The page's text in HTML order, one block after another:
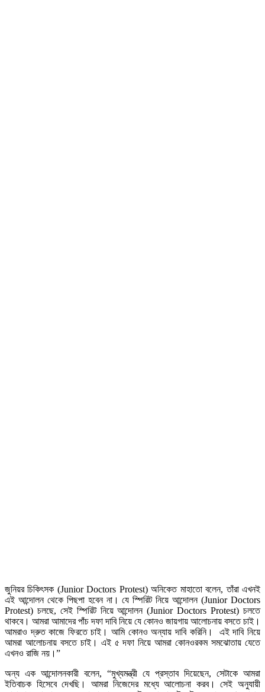
জুনিয়র চিকিৎসক (Junior Doctors Protest) অনিকেত মাহাতো বলেন, তাঁরা এখনই
এই আন্দোলন থেকে পিছপা হবেন না। যে স্পিরিট নিয়ে আন্দোলন (Junior Doctors
Protest) চলছে, সেই স্পিরিট নিয়ে আন্দোলন (Junior Doctors Protest) চলতে
থাকবে। আমরা আমাদের পাঁচ দফা দাবি নিয়ে যে কোনও জায়গায় আলোচনায় বসতে চাই।
আমরাও দ্রুত কাজে ফিরতে চাই। আমি কোনও অন্যায় দাবি করিনি। এই দাবি নিয়ে
আমরা আলোচনায় বসতে চাই। এই ৫ দফা নিয়ে আমরা কোনওরকম সমঝোতায় যেতে
এখনও রাজি নয়।”
অন্য এক আন্দোলনকারী বলেন, “মুখ্যমন্ত্রী যে প্রস্তাব দিয়েছেন, সেটাকে আমরা
ইতিবাচক হিসেবে দেখছি। আমরা নিজেদের মধ্যে আলোচনা করব। সেই অনুযায়ী